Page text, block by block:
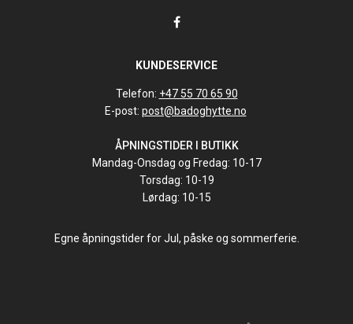
KUNDESERVICE
Telefon: +47 55 70 65 90
E-post: post@badoghytte.no
ÅPNINGSTIDER I BUTIKK
Mandag-Onsdag og Fredag: 10-17
Torsdag: 10-19
Lørdag: 10-15
Egne åpningstider for Jul, påske og sommerferie.